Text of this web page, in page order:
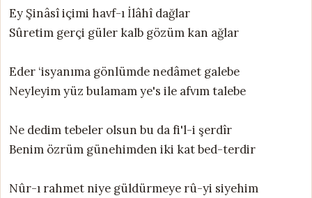
Ey Şinâsî içimi havf-ı İlâhî dağlar
Sûretim gerçi güler kalb gözüm kan ağlar
Eder ‘isyanıma gönlümde nedâmet galebe
Neyleyim yüz bulamam ye's ile afvım talebe
Ne dedim tebeler olsun bu da fi'l-i şerdîr
Benim özrüm günehimden iki kat bed-terdir
Nûr-ı rahmet niye güldürmeye rû-yi siyehim